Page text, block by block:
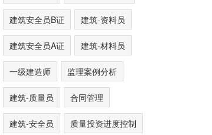
建筑安全员B证 建筑-资料员
建筑安全员A证 建筑-材料员
一级建造师 监理案例分析
建筑-质量员 合同管理
建筑-安全员 质量投资进度控制